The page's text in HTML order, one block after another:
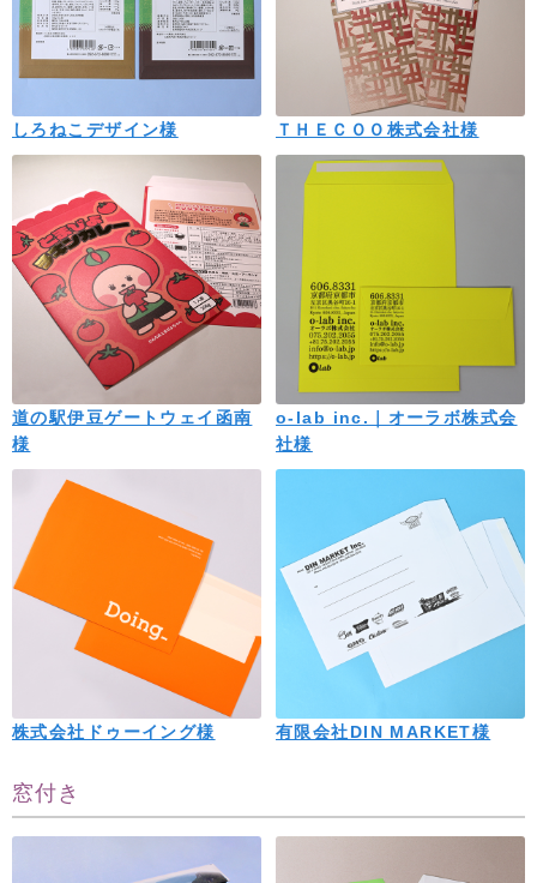
しろねこデザイン様 ＴＨＥＣＯＯ株式会社様
道の駅伊豆ゲートウェイ函南
様
o-lab inc.｜オーラボ株式会
社様
株式会社ドゥーイング様 有限会社DIN MARKET様
窓付き